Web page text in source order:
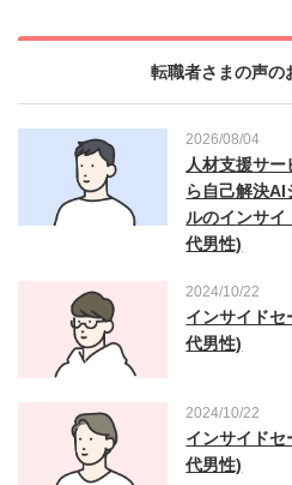
転職者さまの声の
2026/08/04
人材支援サ
ら自己解決
ルのインサイ
代男性)
2024/10/22
インサイド
代男性)
2024/10/22
インサイド
代男性)